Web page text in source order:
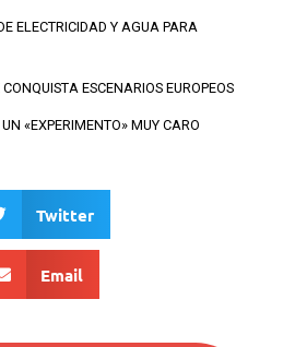
ELECTRICIDAD Y AGUA PARA
ESCENARIOS EUROPEOS
«EXPERIMENTO» MUY CARO
Twitter
Email